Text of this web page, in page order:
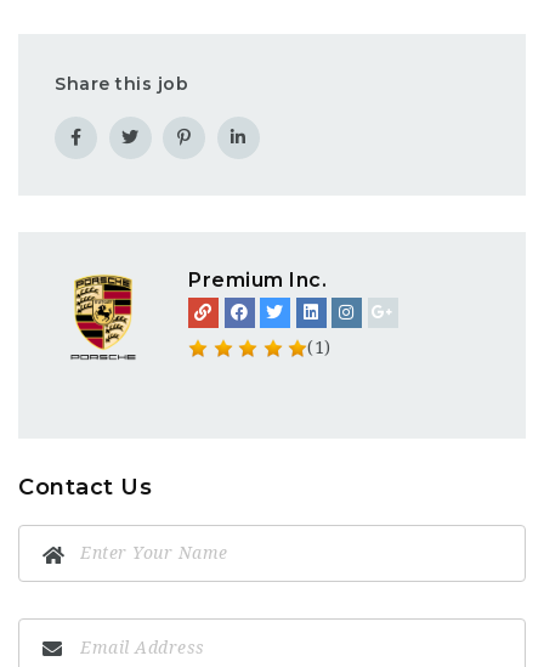
Share this job
Premium Inc.
(1)
Contact Us